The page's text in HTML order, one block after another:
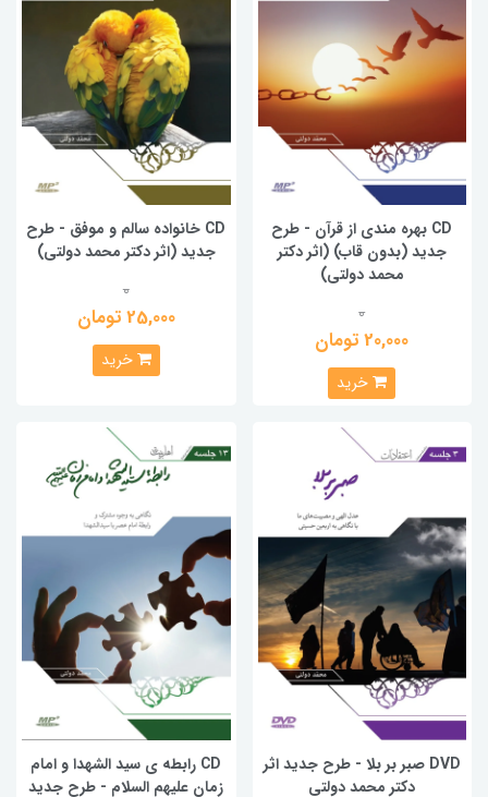
CD بهره مندی از قرآن - طرح
جدید (بدون قاب) (اثر دکتر
محمد دولتی)
0
20,000 تومان
خرید
CD خانواده سالم و موفق - طرح
جدید (اثر دکتر محمد دولتی)
0
25,000 تومان
خرید
DVD صبر بر بلا - طرح جدید اثر
دکتر محمد دولتی
CD رابطه ی سید الشهدا و امام
زمان علیهم السلام - طرح جدید